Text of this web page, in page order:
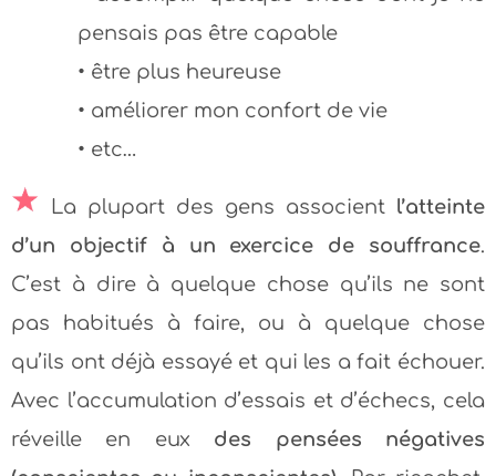
pensais pas être capable
• être plus heureuse
• améliorer mon confort de vie
• etc…
La plupart des gens associent l’atteinte
d’un objectif à un exercice de souffrance.
C’est à dire à quelque chose qu’ils ne sont
pas habitués à faire, ou à quelque chose
qu’ils ont déjà essayé et qui les a fait échouer.
Avec l’accumulation d’essais et d’échecs, cela
réveille en eux des pensées négatives